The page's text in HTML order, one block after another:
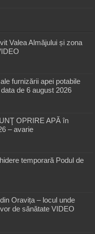
Valea Almăjului și zona
furnizării apei potabile
de 6 august 2026
OPRIRE APĂ în
– avarie
temporară Podul de
Oravița – locul unde
de sănătate VIDEO